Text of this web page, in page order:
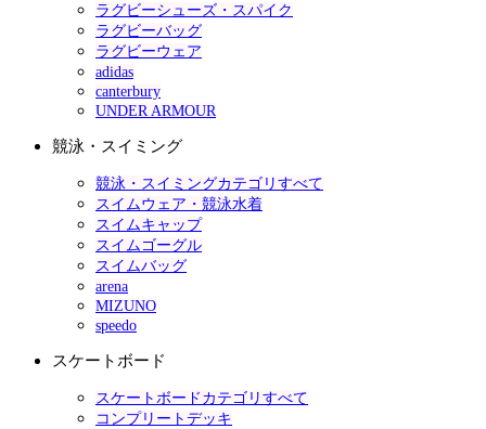
ラグビーシューズ・スパイク
ラグビーバッグ
ラグビーウェア
adidas
canterbury
UNDER ARMOUR
競泳・スイミング
競泳・スイミングカテゴリすべて
スイムウェア・競泳水着
スイムキャップ
スイムゴーグル
スイムバッグ
arena
MIZUNO
speedo
スケートボード
スケートボードカテゴリすべて
コンプリートデッキ